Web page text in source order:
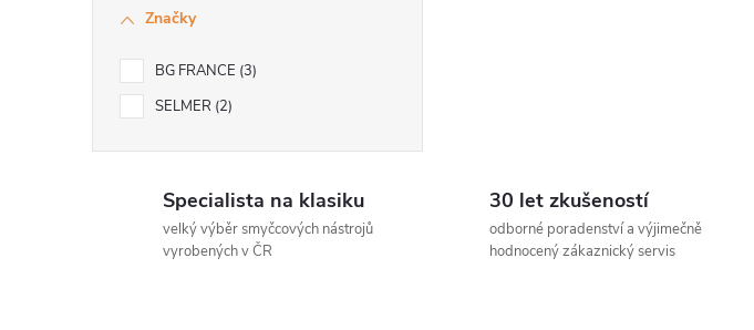
Značky
BG FRANCE 3
SELMER 2
Specialista na klasiku
velký výběr smyčcových nástrojů
vyrobených v ČR
30 let zkušeností
odborné poradenství a výjimečně
hodnocený zákaznický servis